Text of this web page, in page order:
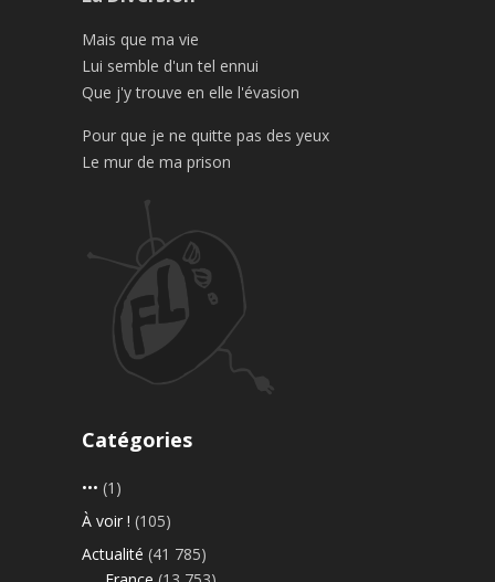
Mais que ma vie
Lui semble d'un tel ennui
Que j'y trouve en elle l'évasion
Pour que je ne quitte pas des yeux
Le mur de ma prison
Catégories
••• (1)
À voir ! (105)
Actualité (41 785)